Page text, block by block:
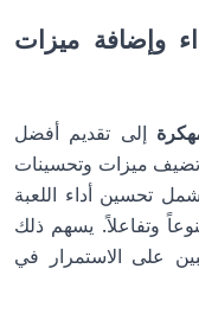
وإضافة ميزات
إلى تقديم أفضل
تضيف ميزات وتحسينات
تحسين أداء اللعبة
وتفاعلاً. يسهم ذلك
على الاستمرار في